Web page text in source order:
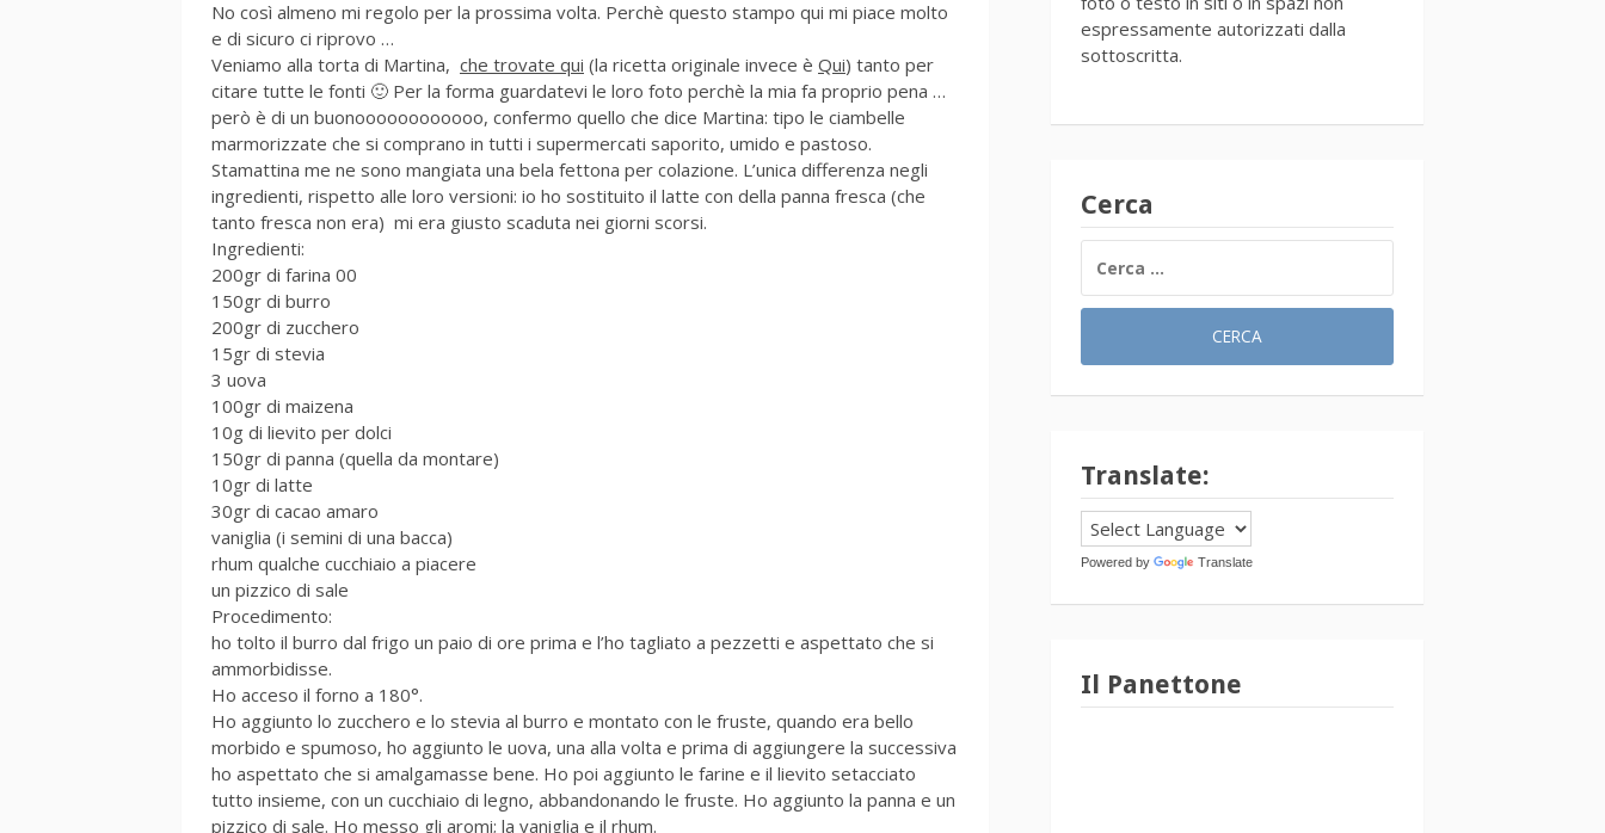
No così almeno mi regolo per la prossima volta. Perchè questo stampo qui mi piace molto
e di sicuro ci riprovo …
Veniamo alla torta di Martina, che trovate qui (la ricetta originale invece è Qui) tanto per
citare tutte le fonti 🙂 Per la forma guardatevi le loro foto perchè la mia fa proprio pena …
però è di un buonoooooooooooo, confermo quello che dice Martina: tipo le ciambelle
marmorizzate che si comprano in tutti i supermercati saporito, umido e pastoso.
Stamattina me ne sono mangiata una bela fettona per colazione. L’unica differenza negli
ingredienti, rispetto alle loro versioni: io ho sostituito il latte con della panna fresca (che
tanto fresca non era) mi era giusto scaduta nei giorni scorsi.
Ingredienti:
200gr di farina 00
150gr di burro
200gr di zucchero
15gr di stevia
3 uova
100gr di maizena
10g di lievito per dolci
150gr di panna (quella da montare)
10gr di latte
30gr di cacao amaro
vaniglia (i semini di una bacca)
rhum qualche cucchiaio a piacere
un pizzico di sale
Procedimento:
ho tolto il burro dal frigo un paio di ore prima e l’ho tagliato a pezzetti e aspettato che si
ammorbidisse.
Ho acceso il forno a 180°.
Ho aggiunto lo zucchero e lo stevia al burro e montato con le fruste, quando era bello
morbido e spumoso, ho aggiunto le uova, una alla volta e prima di aggiungere la successiva
ho aspettato che si amalgamasse bene. Ho poi aggiunto le farine e il lievito setacciato
tutto insieme, con un cucchiaio di legno, abbandonando le fruste. Ho aggiunto la panna e un
pizzico di sale. Ho messo gli aromi; la vaniglia e il rhum.
espressamente autorizzati dalla
sottoscritta.
Cerca
PER:
Translate:
Powered by Translate
Il Panettone